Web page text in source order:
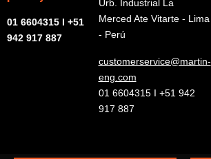
01 6604315 I +51
942 917 887
Urb. Industrial La
Merced Ate Vitarte - Lima
- Perú
customerservice@martin-
eng.com
01 6604315 I +51 942
917 887